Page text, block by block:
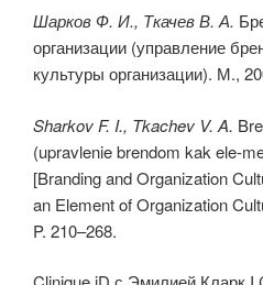
Шарков Ф. И., Ткачев В. А.
организации (управление
культуры организации). М.,
Sharkov F. I., Tkachev V. A.
(upravlenie brendom kak ele-
[Branding and Organization
an Element of Organization
P. 210–268.